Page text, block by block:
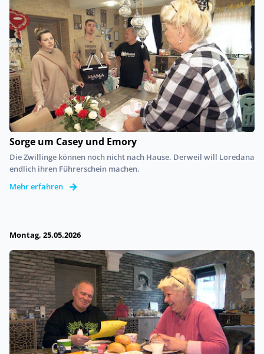
Sorge um Casey und Emory
Die Zwillinge können noch nicht nach Hause. Derweil will Loredana
endlich ihren Führerschein machen.
Mehr erfahren
Montag, 25.05.2026